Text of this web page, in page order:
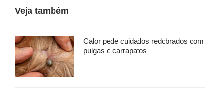
Veja também
Calor pede cuidados redobrados com
pulgas e carrapatos